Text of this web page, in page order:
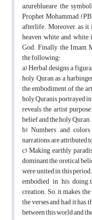
azureblueare the
Prophet Mohammad
afterlife. Moreover, as it
heaven white and
God. Finally, the Imam
the following:
a) Herbal designs a
holy Quran as a
the embodiment of the
holy Quranis portrayed
reveals the artist
belief and the holy Quran.
b) Numbers and
narrations, are attributed
c) Making earthly
dominant the oretical
were united in this
embodied in his
creation. So, it makes
the verses and had it has
between this world and